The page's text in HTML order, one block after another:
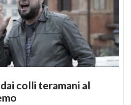
colli teramani al